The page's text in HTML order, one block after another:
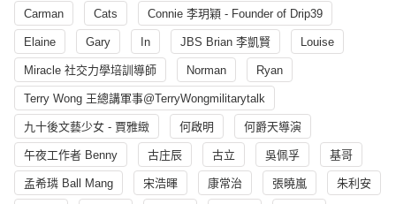
Carman Cats Connie 李玥穎 - Founder of Drip39
Elaine Gary In JBS Brian 李凱賢 Louise
Miracle 社交力學培訓導師 Norman Ryan
Terry Wong 王總講軍事@TerryWongmilitarytalk
九十後文藝少女 - 賈雅緻 何啟明 何爵天導演
午夜工作者 Benny 古庄辰 古立 吳佩孚 基哥
孟希璘 Ball Mang 宋浩暉 康常治 張曉嵐 朱利安